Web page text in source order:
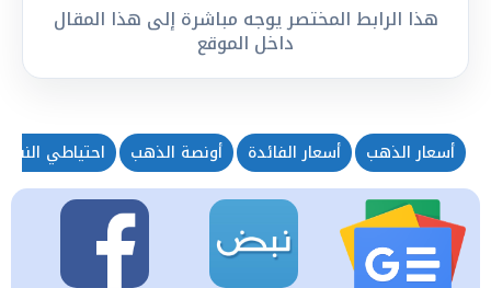
هذا الرابط المختصر يوجه مباشرة إلى هذا المقال
داخل الموقع
أسعار الذهب أسعار الفائدة أونصة الذهب احتياطي النقد